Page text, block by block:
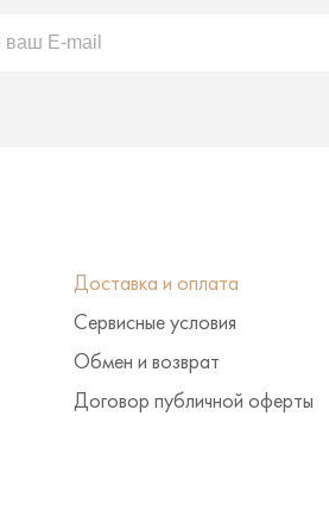
Доставка и оплата
Сервисные условия
Обмен и возврат
Договор публичной оферты